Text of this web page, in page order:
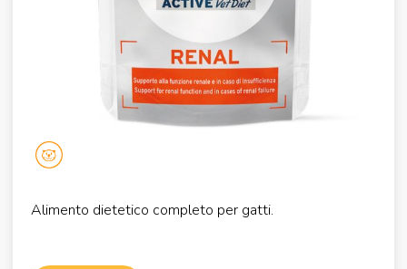
Alimento dietetico completo per gatti.